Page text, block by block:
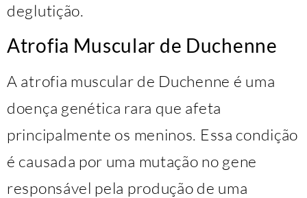
deglutição.
Atrofia Muscular de Duchenne
A atrofia muscular de Duchenne é uma
doença genética rara que afeta
principalmente os meninos. Essa condição
é causada por uma mutação no gene
responsável pela produção de uma